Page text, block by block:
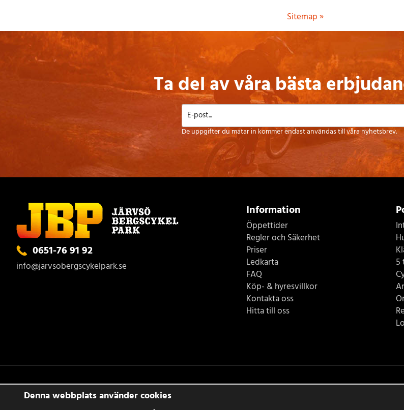
Sitemap »
Ta del av våra bästa
De uppgifter du matar in kommer endast användas till våra nyhetsbrev.
0651-76 91 92
info@jarvsobergscykelpark.se
Information
Öppettider
Regler och Säkerhet
Priser
Ledkarta
FAQ
Köp- & hyresvillkor
Kontakta oss
Hitta till oss
5
Denna webbplats använder cookies